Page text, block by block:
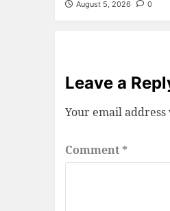
August 5, 2026 0
Leave a
Your email
Comment *